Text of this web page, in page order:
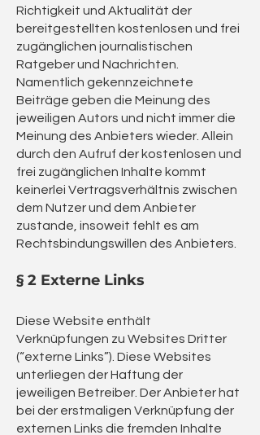
Richtigkeit und Aktualität der
bereitgestellten kostenlosen und frei
zugänglichen journalistischen
Ratgeber und Nachrichten.
Namentlich gekennzeichnete
Beiträge geben die Meinung des
jeweiligen Autors und nicht immer die
Meinung des Anbieters wieder. Allein
durch den Aufruf der kostenlosen und
frei zugänglichen Inhalte kommt
keinerlei Vertragsverhältnis zwischen
dem Nutzer und dem Anbieter
zustande, insoweit fehlt es am
Rechtsbindungswillen des Anbieters.
§ 2 Externe Links
Diese Website enthält
Verknüpfungen zu Websites Dritter
(“externe Links”). Diese Websites
unterliegen der Haftung der
jeweiligen Betreiber. Der Anbieter hat
bei der erstmaligen Verknüpfung der
externen Links die fremden Inhalte